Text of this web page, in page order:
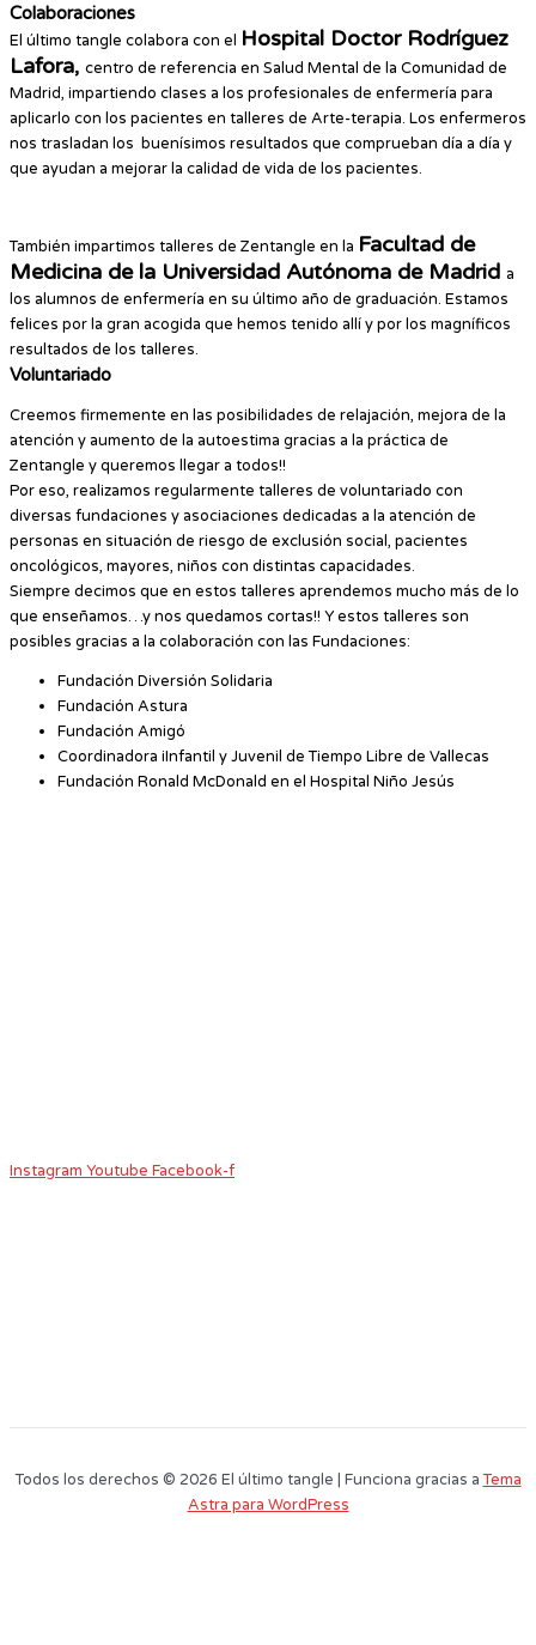
Colaboraciones
El último tangle colabora con el Hospital Doctor Rodríguez
Lafora, centro de referencia en Salud Mental de la Comunidad de
Madrid, impartiendo clases a los profesionales de enfermería para
aplicarlo con los pacientes en talleres de Arte-terapia. Los enfermeros
nos trasladan los buenísimos resultados que comprueban día a día y
que ayudan a mejorar la calidad de vida de los pacientes.
También impartimos talleres de Zentangle en la Facultad de
Medicina de la Universidad Autónoma de Madrid a
los alumnos de enfermería en su último año de graduación. Estamos
felices por la gran acogida que hemos tenido allí y por los magníficos
resultados de los talleres.
Voluntariado
Creemos firmemente en las posibilidades de relajación, mejora de la
atención y aumento de la autoestima gracias a la práctica de
Zentangle y queremos llegar a todos!!
Por eso, realizamos regularmente talleres de voluntariado con
diversas fundaciones y asociaciones dedicadas a la atención de
personas en situación de riesgo de exclusión social, pacientes
oncológicos, mayores, niños con distintas capacidades.
Siempre decimos que en estos talleres aprendemos mucho más de lo
que enseñamos…y nos quedamos cortas!! Y estos talleres son
posibles gracias a la colaboración con las Fundaciones:
Fundación Diversión Solidaria
Fundación Astura
Fundación Amigó
Coordinadora iInfantil y Juvenil de Tiempo Libre de Vallecas
Fundación Ronald McDonald en el Hospital Niño Jesús
Instagram Youtube Facebook-f
Todos los derechos © 2026 El último tangle | Funciona gracias aTema
Astra para WordPress